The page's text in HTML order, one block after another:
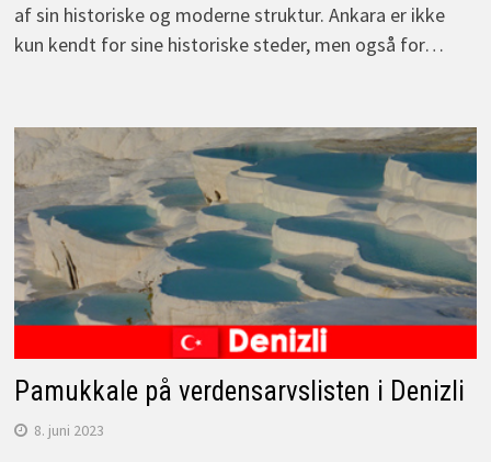
af sin historiske og moderne struktur. Ankara er ikke
kun kendt for sine historiske steder, men også for…
Pamukkale på verdensarvslisten i Denizli
8. juni 2023